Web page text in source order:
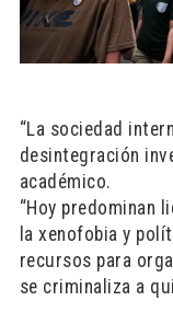
“La sociedad
desintegración
académico.
“Hoy predominan
la xenofobia y
recursos para
se criminaliza a